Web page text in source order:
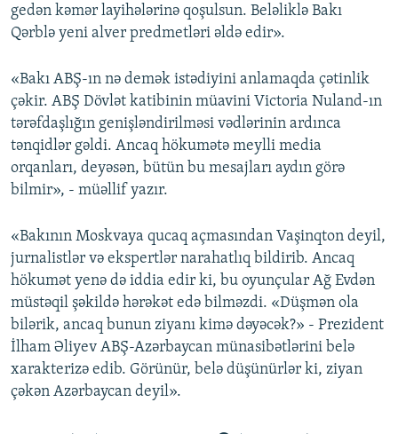
gedən kəmər layihələrinə qoşulsun. Beləliklə Bakı
Qərblə yeni alver predmetləri əldə edir».
«Bakı ABŞ-ın nə demək istədiyini anlamaqda çətinlik
çəkir. ABŞ Dövlət katibinin müavini Victoria Nuland-ın
tərəfdaşlığın genişləndirilməsi vədlərinin ardınca
tənqidlər gəldi. Ancaq hökumətə meylli media
orqanları, deyəsən, bütün bu mesajları aydın görə
bilmir», - müəllif yazır.
«Bakının Moskvaya qucaq açmasından Vaşinqton deyil,
jurnalistlər və ekspertlər narahatlıq bildirib. Ancaq
hökumət yenə də iddia edir ki, bu oyunçular Ağ Evdən
müstəqil şəkildə hərəkət edə bilməzdi. «Düşmən ola
bilərik, ancaq bunun ziyanı kimə dəyəcək?» - Prezident
İlham Əliyev ABŞ-Azərbaycan münasibətlərini belə
xarakterizə edib. Görünür, belə düşünürlər ki, ziyan
çəkən Azərbaycan deyil».